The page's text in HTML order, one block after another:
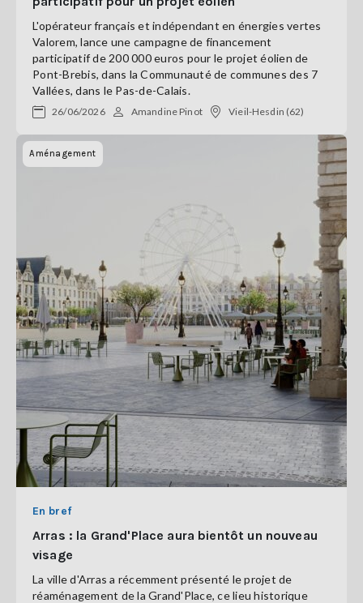
L'opérateur français et indépendant en énergies vertes
Valorem, lance une campagne de financement
participatif de 200 000 euros pour le projet éolien de
Pont-Brebis, dans la Communauté de communes des 7
Vallées, dans le Pas-de-Calais.
26/06/2026 Amandine Pinot Vieil-Hesdin (62)
Aménagement
En bref
Arras : la Grand'Place aura bientôt un nouveau
visage
La ville d'Arras a récemment présenté le projet de
réaménagement de la Grand'Place, ce lieu historique